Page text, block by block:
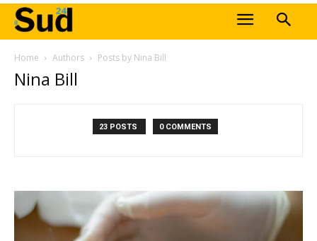
Home Authors Posts by Nina Bill
Nina Bill
23 POSTS 0 COMMENTS